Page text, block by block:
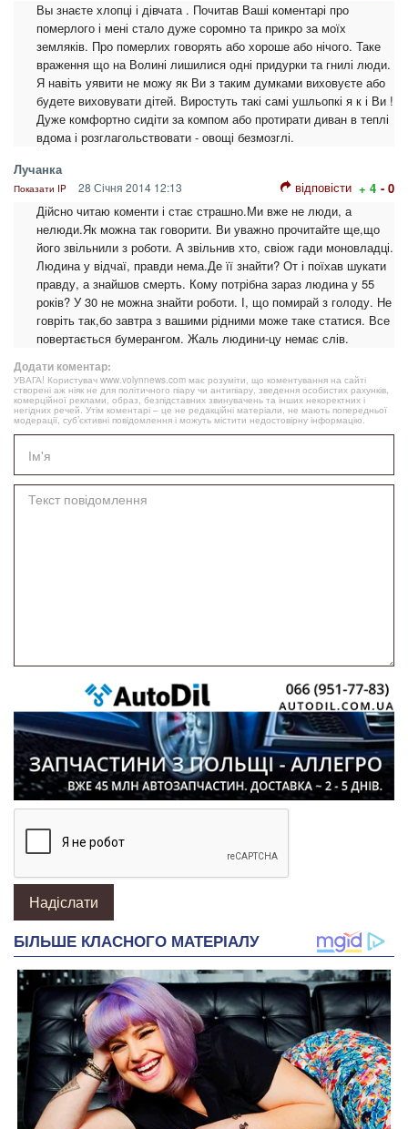
Вы знаєте хлопці і дівчата . Почитав Ваші коментарі про
померлого і мені стало дуже соромно та прикро за моїх
земляків. Про померлих говорять або хороше або нічого. Таке
враження що на Волині лишилися одні придурки та гнилі люди.
Я навіть уявити не можу як Ви з таким думками виховуєте або
будете виховувати дітей. Виростуть такі самі ушльопкі я к і Ви !
Дуже комфортно сидіти за компом або протирати диван в теплі
вдома і розглагольствовати - овощі безмозглі.
Лучанка
Показати IP 28 Січня 2014 12:13 відповісти + 4 - 0
Дійсно читаю коменти і стає страшно.Ми вже не люди, а
нелюди.Як можна так говорити. Ви уважно прочитайте ще,що
його звільнили з роботи. А звільнив хто, свіож гади моновладці.
Людина у відчаї, правди нема.Де її знайти? От і поїхав шукати
правду, а знайшов смерть. Кому потрібна зараз людина у 55
років? У 30 не можна знайти роботи. І, що помирай з голоду. Не
говріть так,бо завтра з вашими рідними може таке статися. Все
повертається бумерангом. Жаль людини-цу немає слів.
Додати коментар:
УВАГА! Користувач www.volynnews.com має розуміти, що коментування на сайті
створені аж ніяк не для політичного піару чи антипіару, зведення особистих рахунків,
комерційної реклами, образ, безпідставних звинувачень та інших некоректних і
негідних речей. Утім коментарі – це не редакційні матеріали, не мають попередньої
модерації, суб’єктивні повідомлення і можуть містити недостовірну інформацію.